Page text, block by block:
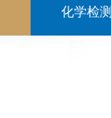
化学检测